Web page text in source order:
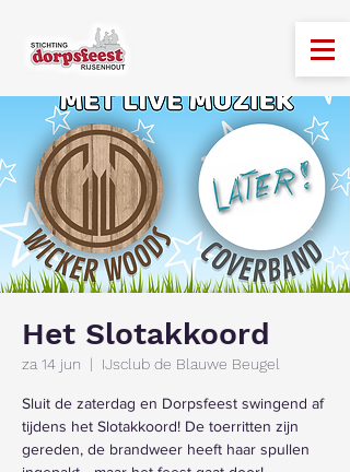
Het Slotakkoord
za 14 jun
  |
IJsclub de Blauwe Beugel
Sluit de zaterdag en Dorpsfeest swingend af
tijdens het Slotakkoord! De toerritten zijn
gereden, de brandweer heeft haar spullen